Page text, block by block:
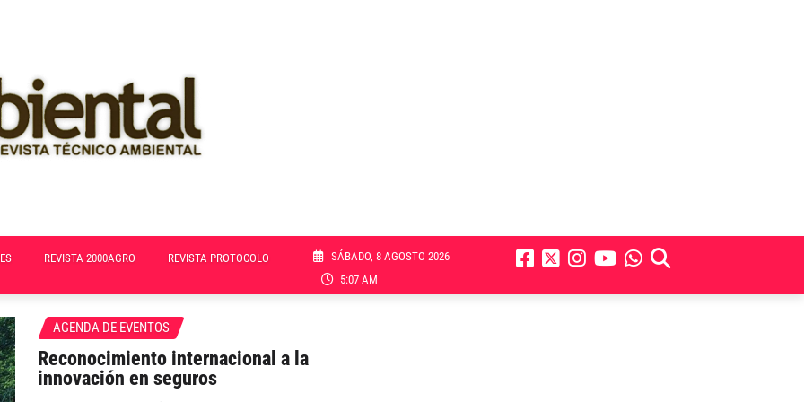
REVISTA 2000AGRO REVISTA PROTOCOLO
SÁBADO, 8 AGOSTO 2026
5:07 AM
AGENDA DE EVENTOS
Reconocimiento internacional a la
innovación en seguros